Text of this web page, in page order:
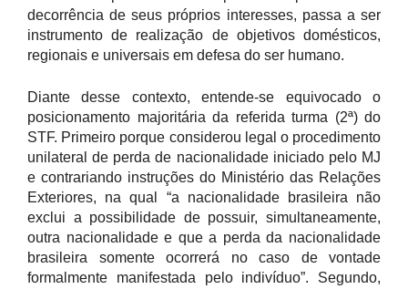
decorrência de seus próprios interesses, passa a ser
instrumento de realização de objetivos domésticos,
regionais e universais em defesa do ser humano.
Diante desse contexto, entende-se equivocado o
posicionamento majoritária da referida turma (2ª) do
STF. Primeiro porque considerou legal o procedimento
unilateral de perda de nacionalidade iniciado pelo MJ
e contrariando instruções do Ministério das Relações
Exteriores, na qual “a nacionalidade brasileira não
exclui a possibilidade de possuir, simultaneamente,
outra nacionalidade e que a perda da nacionalidade
brasileira somente ocorrerá no caso de vontade
formalmente manifestada pelo indivíduo”. Segundo,